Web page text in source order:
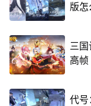
版
三
高
代